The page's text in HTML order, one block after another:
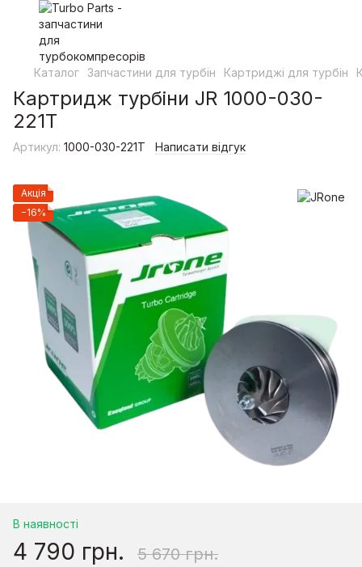
Каталог Запчастини для турбін Картриджі для турбін
Картридж турбіни JR 1000-030-
221T
Артикул: 1000-030-221T Написати відгук
Акція
−16%
В наявності
4 790 грн. 5 670 грн.